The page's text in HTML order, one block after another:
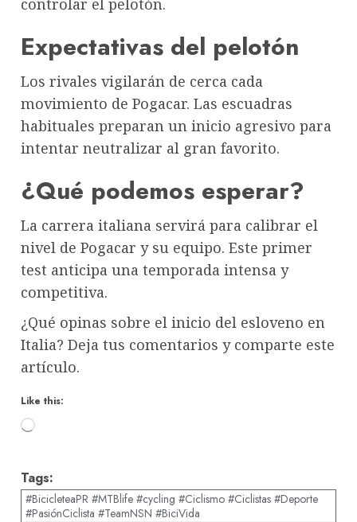
Expectativas del pelotón
Los rivales vigilarán de cerca cada
movimiento de Pogacar. Las escuadras
habituales preparan un inicio agresivo para
intentar neutralizar al gran favorito.
¿Qué podemos esperar?
La carrera italiana servirá para calibrar el
nivel de Pogacar y su equipo. Este primer
test anticipa una temporada intensa y
competitiva.
¿Qué opinas sobre el inicio del esloveno en
Italia? Deja tus comentarios y comparte este
artículo.
Like this:
Loading…
Tags:
#BicicleteaPR #MTBlife #cycling #Ciclismo #Ciclistas #Deporte
#PasiónCiclista #TeamNSN #BiciVida